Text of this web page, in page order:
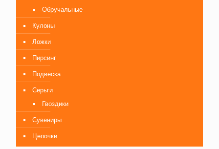
Обручальные
Кулоны
Ложки
Пирсинг
Подвеска
Серьги
Гвоздики
Сувениры
Цепочки